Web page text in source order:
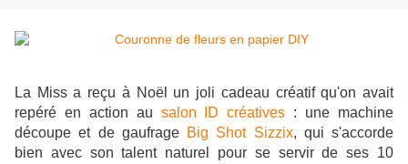
La Miss a reçu à Noël un joli cadeau créatif qu'on avait
repéré en action au salon ID créatives : une machine
découpe et de gaufrage Big Shot Sizzix, qui s'accorde
bien avec son talent naturel pour se servir de ses 10